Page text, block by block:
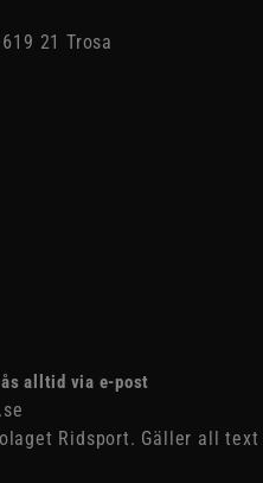
21 Trosa
alltid via e-post
Ridsport. Gäller all text